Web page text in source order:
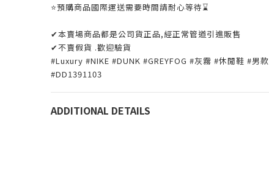
⭐️預購商品國際運送需要時間請耐心等待⌛️
✔本賣場商品都是公司貨正品,經正常管道引進販售
✔不賣假貨 .歡迎驗貨
#Luxury #NIKE #DUNK #GREYFOG #灰霧 #休閒鞋 #男款
#DD1391103
ADDITIONAL DETAILS